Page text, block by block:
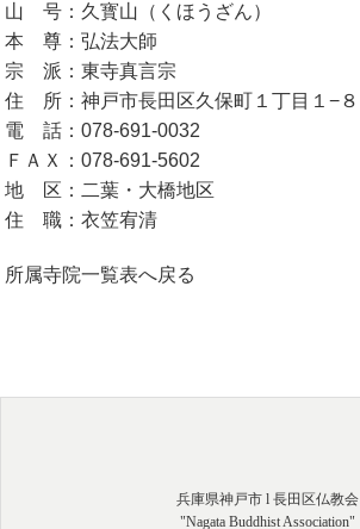
山 号：久寳山（くほうざん）
本 尊：弘法大師
宗 派：東寺真言宗
住 所：神戸市長田区久保町１丁目１−８
電 話：078-691-0032
ＦＡＸ：078-691-5602
地 区：二葉・大橋地区
住 職：衣笠宥清
所属寺院一覧表へ戻る
兵庫県神戸市 l 長田区仏教会
"Nagata Buddhist Association"